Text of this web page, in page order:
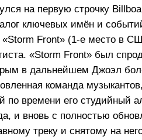
на первую строчку
ключевых имён и
Front» (1-е место в
«Storm Front» был
в дальнейшем Джоэл
команда
по времени его студийный
и вновь с полностью
треку и снятому на